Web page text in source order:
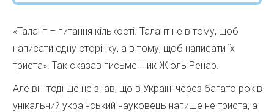
«Талант – питання кількості. Талант не в тому, щоб
написати одну сторінку, а в тому, щоб написати їх
триста». Так сказав письменник Жюль Ренар.
Але він тоді ще не знав, що в Україні через багато років
унікальний український науковець напише не триста, а